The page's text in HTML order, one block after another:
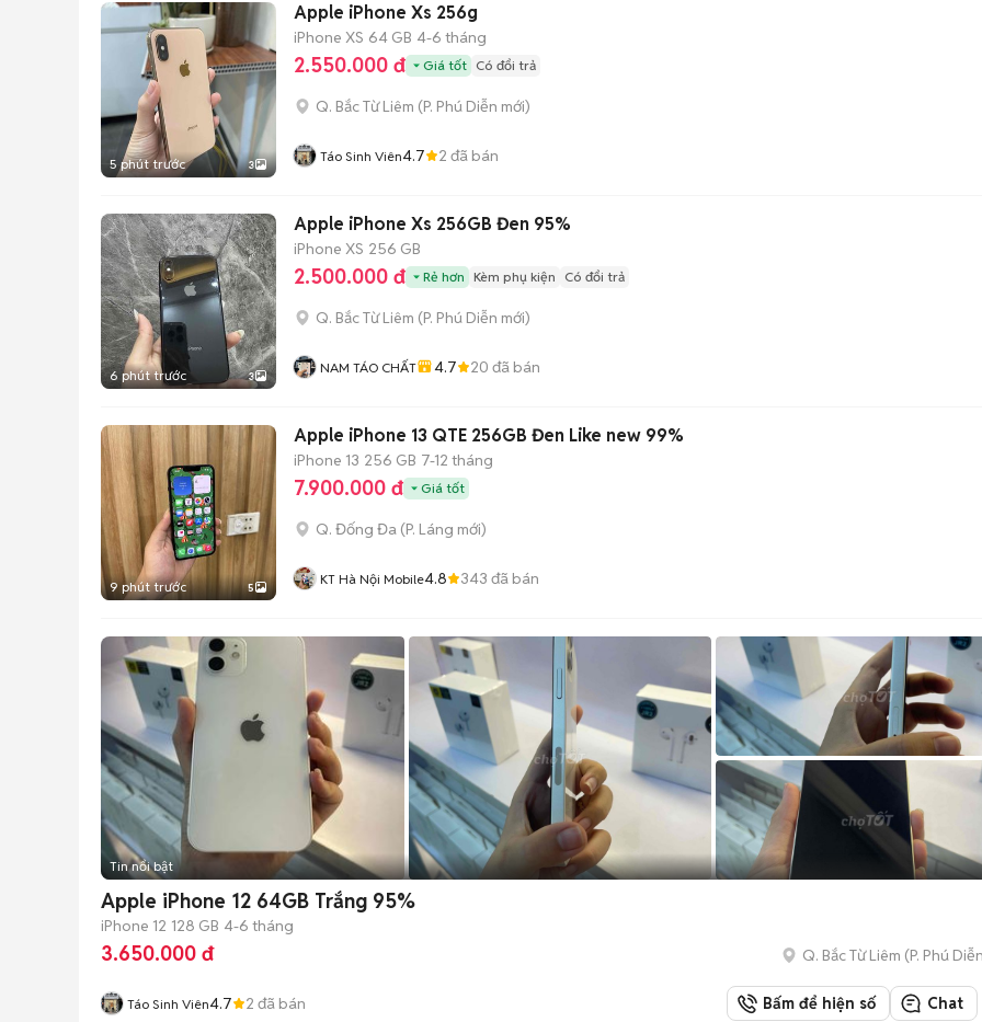
5 phút trước 3
Apple iPhone Xs 256g
iPhone XS 64 GB 4-6 tháng
2.550.000 đ Giá tốt Có đổi trả
Q. Bắc Từ Liêm (P. Phú Diễn mới)
Táo Sinh Viên4.7 2 đã bán
6 phút trước 3
Apple iPhone Xs 256GB Đen 95%
iPhone XS 256 GB
2.500.000 đ Rẻ hơn Kèm phụ kiện Có đổi trả
Q. Bắc Từ Liêm (P. Phú Diễn mới)
NAM TÁO CHẤT 4.7 20 đã bán
9 phút trước 5
Apple iPhone 13 QTE 256GB Đen Like new 99%
iPhone 13 256 GB 7-12 tháng
7.900.000 đ Giá tốt
Q. Đống Đa (P. Láng mới)
KT Hà Nội Mobile4.8 343 đã bán
Tin nổi bật
Apple iPhone 12 64GB Trắng 95%
iPhone 12 128 GB 4-6 tháng
3.650.000 đ Q. Bắc Từ Liêm (P. Phú Diễn
Táo Sinh Viên4.7 2 đã bán Bấm để hiện số Chat